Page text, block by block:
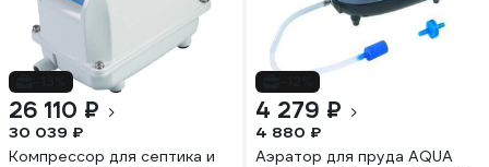
26 110 ₽
30 039 ₽
Компрессор для септика и
4 279 ₽
4 880 ₽
Аэратор для пруда AQUA